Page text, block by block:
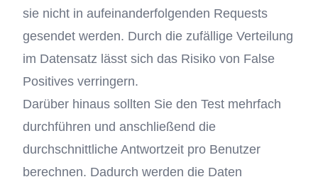
sie nicht in aufeinanderfolgenden Requests
gesendet werden. Durch die zufällige Verteilung
im Datensatz lässt sich das Risiko von False
Positives verringern.
Darüber hinaus sollten Sie den Test mehrfach
durchführen und anschließend die
durchschnittliche Antwortzeit pro Benutzer
berechnen. Dadurch werden die Daten